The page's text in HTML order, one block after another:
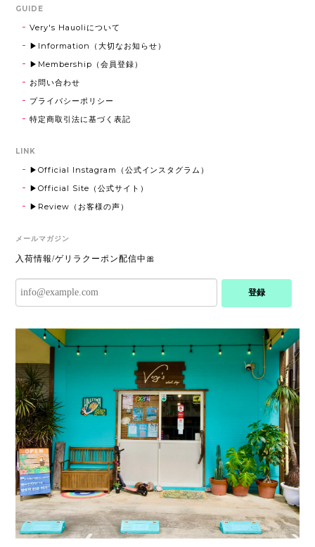
シルバー
2025/08/22
気に入りました！
2025/08/22
実物もすごく可愛かったです！
シルバー
Plate Initial Necklace 【チェーン付き・40-65cm】【Very's Jewelry】
シルバー,S
2025/07/08
とっても可愛くお気に入りです‪ ·͜· ︎︎ᰔᩚ
Penne Pierce【Very's Jewelry】《両耳セット》
シルバー
2025/06/17
GUIDE
Very's Hauoliについて
▶Information（大切なお知らせ）
▶Membership（会員登録）
お問い合わせ
プライバシーポリシー
特定商取引法に基づく表記
LINK
▶Official Instagram（公式インスタグラム）
▶Official Site（公式サイト）
▶Review（お客様の声）
メールマガジン
入荷情報/ゲリラクーポン配信中🎀
登録